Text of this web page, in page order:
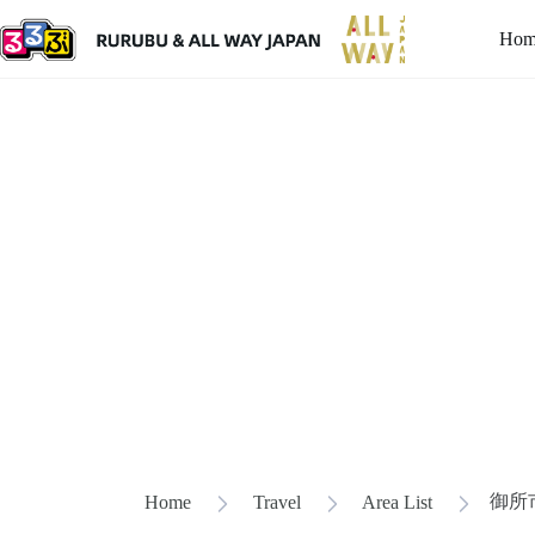
Home Travel Area List 御所